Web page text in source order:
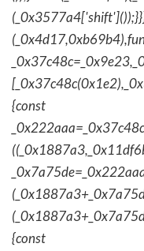
{const
{const